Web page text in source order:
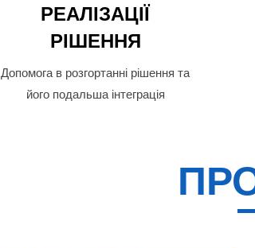
РЕАЛІЗАЦІЇ
РІШЕННЯ
Допомога в розгортанні рішення та
його подальша інтеграція